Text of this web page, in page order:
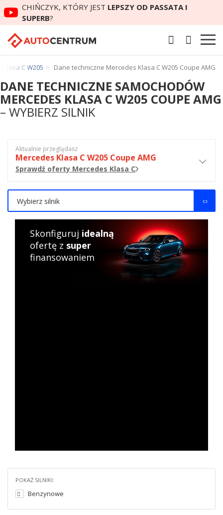
CHIŃCZYK, KTÓRY JEST LEPSZY OD PASSATA I
SUPERB?
C W205 Dane techniczne Mercedes Klasa C W205 Coupe AMG
DANE TECHNICZNE SAMOCHODÓW
MERCEDES KLASA C W205 COUPE AMG
– WYBIERZ SILNIK
POKAŻ SILNIKI:
Benzynowe
Aktualnie przeglądasz
Mercedes Klasa C W205 Coupe AMG
Sprawdź oferty Mercedes Klasa C
Wybierz silnik
Skonfiguruj idealną
ofertę z super
finansowaniem